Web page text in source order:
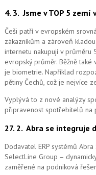
4. 3.Jsme v TOP 5
Češi patří v evropském
zákazníkům a zároveň
internetu nakupují v průměru
evropský průměr. Běžně
je biometrie. Například
pětiny Čechů, což je nejvíce
Vyplývá to z nové analýzy
připravenost spotřebitelů na
27. 2. Abra se integruje
Dodavatel ERP systémů
SelectLine Group –
zaměřené na podniková